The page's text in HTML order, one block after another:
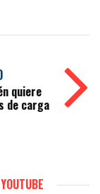
quiere
de carga